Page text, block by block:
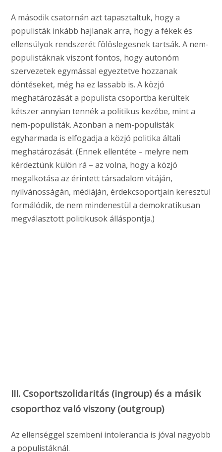
A második csatornán azt tapasztaltuk, hogy a
populisták inkább hajlanak arra, hogy a fékek és
ellensúlyok rendszerét fölöslegesnek tartsák. A nem-
populistáknak viszont fontos, hogy autonóm
szervezetek egymással egyeztetve hozzanak
döntéseket, még ha ez lassabb is. A közjó
meghatározását a populista csoportba kerültek
kétszer annyian tennék a politikus kezébe, mint a
nem-populisták. Azonban a nem-populisták
egyharmada is elfogadja a közjó politika általi
meghatározását. (Ennek ellentéte – melyre nem
kérdeztünk külön rá – az volna, hogy a közjó
megalkotása az érintett társadalom vitáján,
nyilvánosságán, médiáján, érdekcsoportjain keresztül
formálódik, de nem mindenestül a demokratikusan
megválasztott politikusok álláspontja.)
III. Csoportszolidaritás (ingroup) és a másik
csoporthoz való viszony (outgroup)
Az ellenséggel szembeni intolerancia is jóval nagyobb
a populistáknál.